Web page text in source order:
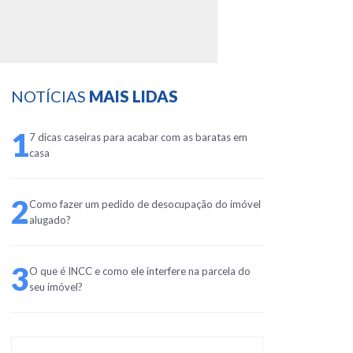
NOTÍCIAS MAIS LIDAS
17 dicas caseiras para acabar com as baratas em
casa
2Como fazer um pedido de desocupação do imóvel
alugado?
3O que é INCC e como ele interfere na parcela do
seu imóvel?